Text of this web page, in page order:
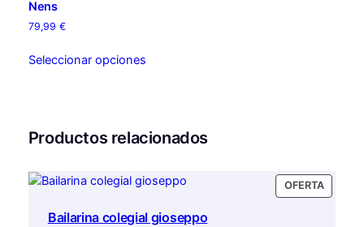
Nens
79,99 €
Seleccionar opcionesproducto
Las
se
elegir
Productos relacionados
OFERTA
EN
Bailarina colegial gioseppo